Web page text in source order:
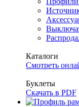
Каталоги
Смотреть
Буклеты
Скачать в PDF